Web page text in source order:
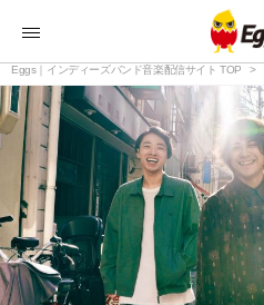
ランキング
記事
タイムライン
ライブ情報
楽曲アップロード
ログイン
アカウント登録
ログイン
アカウント登録
Eggs｜インディーズバンド音楽配信サイト TOP